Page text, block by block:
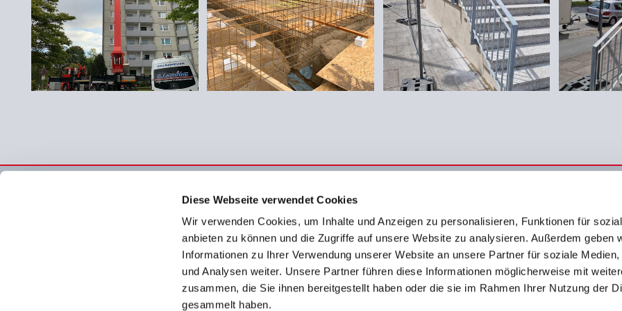
Diese Webseite verwendet Cookies
Wir verwenden Cookies, um Inhalte und Anzeigen zu personalisieren, Funktionen für
anbieten zu können und die Zugriffe auf unsere Website zu analysieren. Außerdem geben
Informationen zu Ihrer Verwendung unserer Website an unsere Partner für soziale Medien,
und Analysen weiter. Unsere Partner führen diese Informationen möglicherweise mit
zusammen, die Sie ihnen bereitgestellt haben oder die sie im Rahmen Ihrer Nutzung der
gesammelt haben.
 0431 321182
0431 322134
 lapoehn-bau@t-online.de
Öffnungszeiten
Montag - Freitag